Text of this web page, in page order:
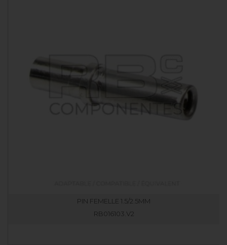
PIN FEMELLE 1.5/2.5MM
RB016103.V2